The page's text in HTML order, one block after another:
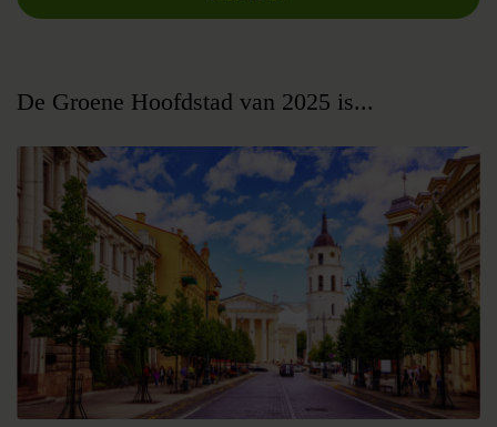
De Groene Hoofdstad van 2025 is...